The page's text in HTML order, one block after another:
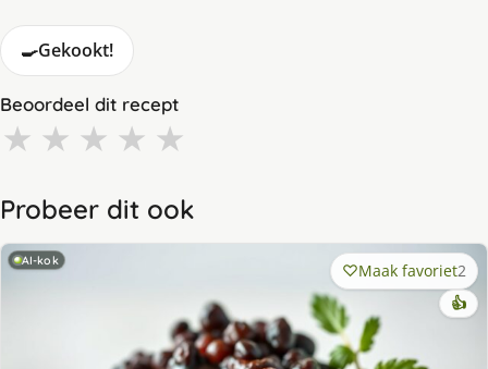
🍳Gekookt!
Beoordeel dit recept
★ ★ ★ ★ ★
Probeer dit ook
AI-kok Maak favoriet2
👍